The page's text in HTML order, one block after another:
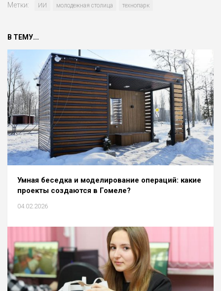
Метки: ИИ молодежная столица технопарк
В ТЕМУ...
Умная беседка и моделирование операций: какие
проекты создаются в Гомеле?
04.02.2026